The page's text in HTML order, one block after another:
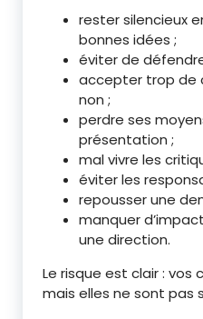
rester silencieux
bonnes idées ;
éviter de
accepter trop de
non ;
perdre ses
présentation ;
mal vivre les
éviter les
repousser une
manquer
une direction.
Le risque est clair :
mais elles ne sont pas